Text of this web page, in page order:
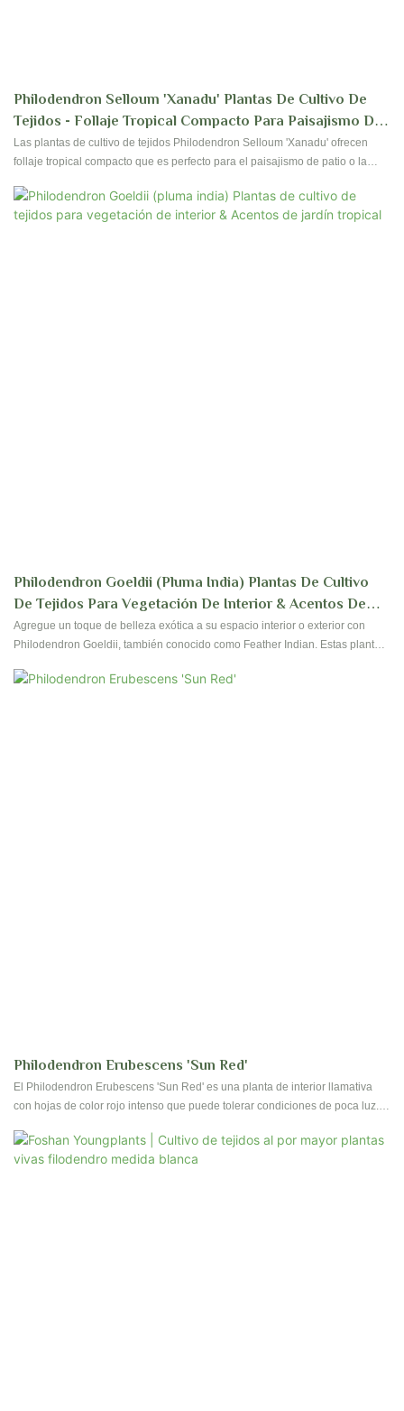
Philodendron Selloum 'Xanadu' Plantas De Cultivo De
Tejidos - Follaje Tropical Compacto Para Paisajismo De
Patio & Paredes Verdes Interiores
Las plantas de cultivo de tejidos Philodendron Selloum 'Xanadu' ofrecen
follaje tropical compacto que es perfecto para el paisajismo de patio o la
agregarán un toque de vegetación exuberante a cualquier espacio.
Philodendron Goeldii (pluma India) Plantas De Cultivo
De Tejidos Para Vegetación De Interior & Acentos De
Jardín Tropical
Agregue un toque de belleza exótica a su espacio interior o exterior con
Philodendron Goeldii, también conocido como Feather Indian. Estas plantas
jardín tropical o colección de vegetación
Philodendron Erubescens 'Sun Red'
El Philodendron Erubescens 'Sun Red' es una planta de interior llamativa
con hojas de color rojo intenso que puede tolerar condiciones de poca luz.
agregar un toque de color a cualquier espacio interior